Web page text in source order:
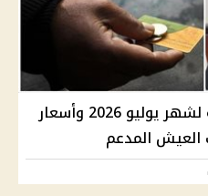
موعد صرف السلع التموينية لشهر يوليو 2026 وأسعار
المدعم